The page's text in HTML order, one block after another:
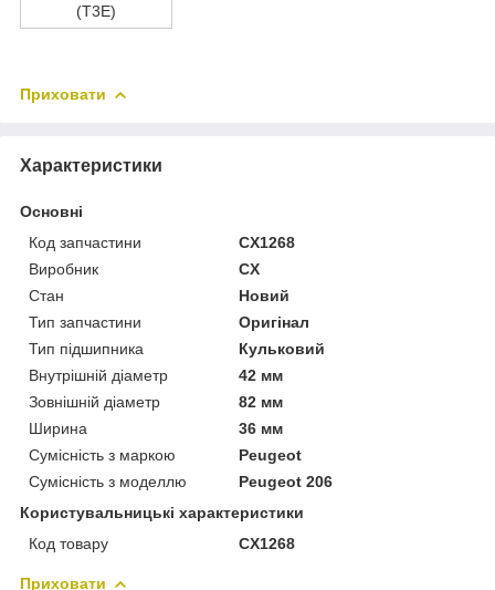
(T3E)
Приховати
Характеристики
Основні
Код запчастини
CX1268
Виробник
CX
Стан
Новий
Тип запчастини
Оригінал
Тип підшипника
Кульковий
Внутрішній діаметр
42 мм
Зовнішній діаметр
82 мм
Ширина
36 мм
Сумісність з маркою
Peugeot
Сумісність з моделлю
Peugeot 206
Користувальницькі характеристики
Код товару
CX1268
Приховати